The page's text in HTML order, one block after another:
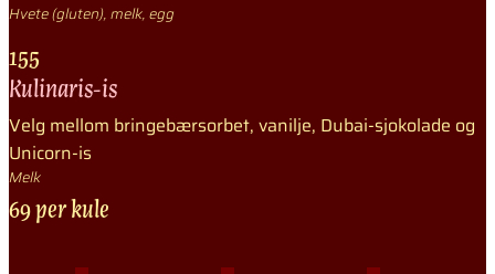
Hvete (gluten), melk, egg
155
Kulinaris-is
Velg mellom bringebærsorbet, vanilje, Dubai-sjokolade og
Unicorn-is
Melk
69 per kule